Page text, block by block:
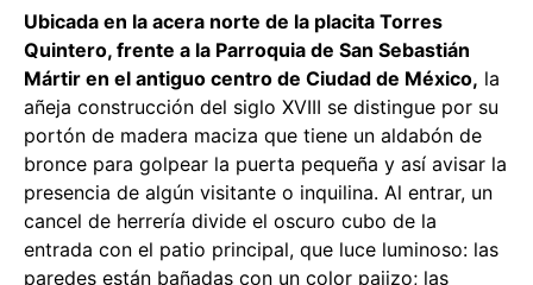
Ubicada en la acera norte de la placita Torres
Quintero, frente a la Parroquia de San Sebastián
Mártir en el antiguo centro de Ciudad de México, la
añeja construcción del siglo XVIII se distingue por su
portón de madera maciza que tiene un aldabón de
bronce para golpear la puerta pequeña y así avisar la
presencia de algún visitante o inquilina. Al entrar, un
cancel de herrería divide el oscuro cubo de la
entrada con el patio principal, que luce luminoso: las
paredes están bañadas con un color pajizo; las